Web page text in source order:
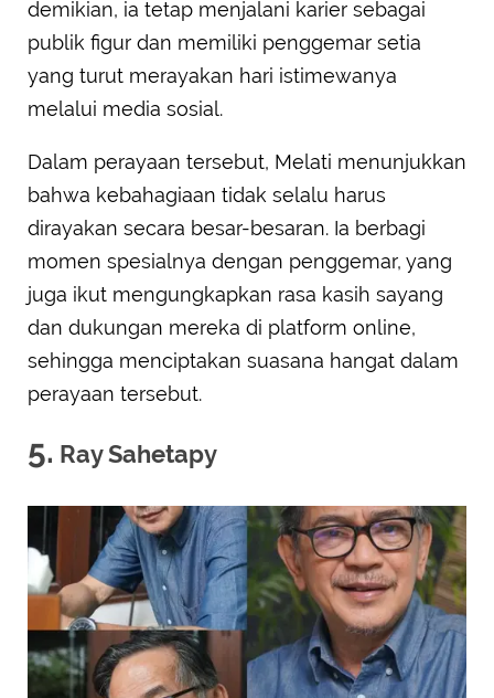
demikian, ia tetap menjalani karier sebagai
publik figur dan memiliki penggemar setia
yang turut merayakan hari istimewanya
melalui media sosial.
Dalam perayaan tersebut, Melati menunjukkan
bahwa kebahagiaan tidak selalu harus
dirayakan secara besar-besaran. Ia berbagi
momen spesialnya dengan penggemar, yang
juga ikut mengungkapkan rasa kasih sayang
dan dukungan mereka di platform online,
sehingga menciptakan suasana hangat dalam
perayaan tersebut.
5. Ray Sahetapy